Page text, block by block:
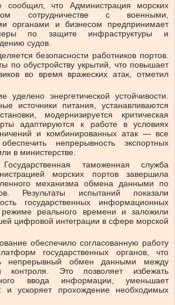
сообщил, что Администрация морских
сотрудничестве с военными,
органами и бизнесом предпринимает
по защите инфраструктуры и
судов.
безопасности работников портов.
по обустройству укрытий, что повышает
во время вражеских атак, отметил
уделено энергетической устойчивости.
источники питания, устанавливаются
модернизируется критическая
адаптируются к работе в условиях
и комбинированных атак — все
непрерывность экспортных
в министерстве.
таможенная служба
морских портов завершила
механизма обмена данными по
Результаты испытаний показали
государственных информационных
реального времени и заложили
цифровой интеграции в сфере морской
обеспечило согласованную работу
государственных органов, что
непрерывный обмен данными между
контроля. Это позволяет избежать
ввода информации, уменьшает
и ускоряет прохождение необходимых